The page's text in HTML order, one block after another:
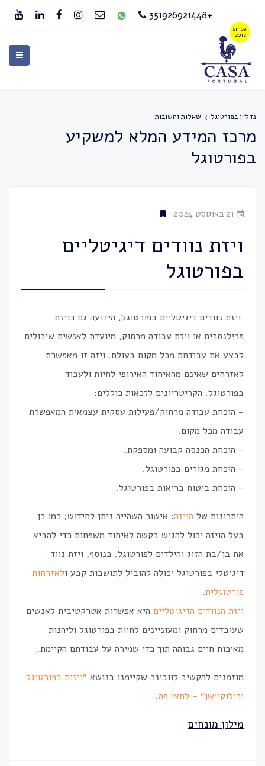
+351926921448
נדל״ן בפורטוגל שאלות ותשובות
מרכז המידע המלא למשקיע
בפורטוגל
21 באוגוסט 2024
ויזת נוודים דיגיטליים
בפורטוגל
ויזת נוודים דיגיטליים בפורטוגל, הידועה גם כויזת
פרילנסרים או ויזת עבודה מרחוק, מיועדת לאנשים שיכולים
לבצע את עבודתם מכל מקום בעולם. ויזה זו מאפשרת
לאזרחים שאינם מהאיחוד האירופי לחיות ולעבוד
בפורטוגל. הקריטריונים לזכאות כוללים:
– הוכחת עבודה מרחוק/פעילות עסקית עצמאית המאפשרת
עבודה מכל מקום.
– הוכחת הכנסה קבועה ומספקת.
– הוכחת מגורים בפורטוגל.
– הוכחת ביטוח בריאות בפורטוגל.
היתרונות של הויזה: אישור השהייה ניתן לחידוש; כמו כן
בעל הויזה יכול להגיש בקשה לאיחוד משפחות כדי להביא
את בן/בת הזוג והילדים לפורטוגל. בנוסף, ויזת נווד
דיגיטלי בפורטוגל יכולה להוביל לתושבות קבע ולאזרחות
פורטוגלית.
ויזת הנוודים הדיגיטליים היא אפשרות אטרקטיבית לאנשים
שעובדים מרחוק ומעוניינים לחיות בפורטוגל וליהנות
מאיכות חיים גבוהה תוך כדי שמירה על עבודתם הקיימת.
מוזמנים להקשיב לוובינר שקיימנו בנושא ״ויזות בפורטוגל
ורילוקיישן״ – לחצו פה.
מילון מונחים